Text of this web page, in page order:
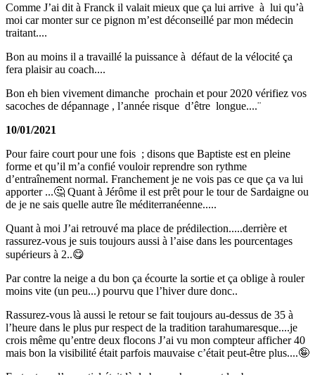
Comme J’ai dit à Franck il valait mieux que ça lui arrive à lui qu’à
moi car monter sur ce pignon m’est déconseillé par mon médecin
traitant....
Bon au moins il a travaillé la puissance à défaut de la vélocité ça
fera plaisir au coach....
Bon eh bien vivement dimanche prochain et pour 2020 vérifiez vos
sacoches de dépannage , l’année risque d’être longue....¨
10/01/2021
Pour faire court pour une fois ; disons que Baptiste est en pleine
forme et qu’il m’a confié vouloir reprendre son rythme
d’entraînement normal. Franchement je ne vois pas ce que ça va lui
apporter ...🤔 Quant à Jérôme il est prêt pour le tour de Sardaigne ou
de je ne sais quelle autre île méditerranéenne.....
Quant à moi J’ai retrouvé ma place de prédilection.....derrière et
rassurez-vous je suis toujours aussi à l’aise dans les pourcentages
supérieurs à 2..😋
Par contre la neige a du bon ça écourte la sortie et ça oblige à rouler
moins vite (un peu...) pourvu que l’hiver dure donc..
Rassurez-vous là aussi le retour se fait toujours au-dessus de 35 à
l’heure dans le plus pur respect de la tradition tarahumaresque....je
crois même qu’entre deux flocons J’ai vu mon compteur afficher 40
mais bon la visibilité était parfois mauvaise c’était peut-être plus....🤪